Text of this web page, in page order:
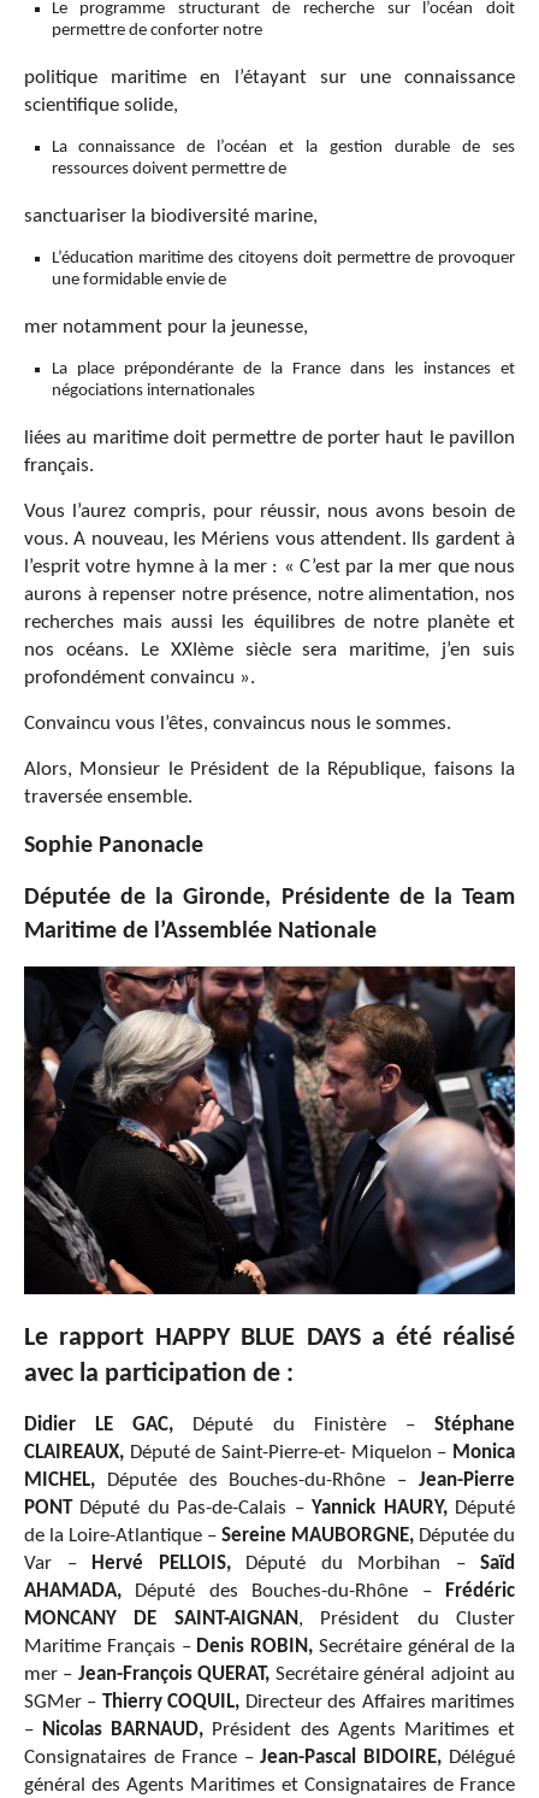
Le programme structurant de recherche sur l’océan doit
permettre de conforter notre
politique maritime en l’étayant sur une connaissance
scientifique solide,
La connaissance de l’océan et la gestion durable de ses
ressources doivent permettre de
sanctuariser la biodiversité marine,
L’éducation maritime des citoyens doit permettre de provoquer
une formidable envie de
mer notamment pour la jeunesse,
La place prépondérante de la France dans les instances et
négociations internationales
liées au maritime doit permettre de porter haut le pavillon
français.
Vous l’aurez compris, pour réussir, nous avons besoin de
vous. A nouveau, les Mériens vous attendent. Ils gardent à
l’esprit votre hymne à la mer : « C’est par la mer que nous
aurons à repenser notre présence, notre alimentation, nos
recherches mais aussi les équilibres de notre planète et
nos océans. Le XXIème siècle sera maritime, j’en suis
profondément convaincu ».
Convaincu vous l’êtes, convaincus nous le sommes.
Alors, Monsieur le Président de la République, faisons la
traversée ensemble.
Sophie Panonacle
Députée de la Gironde, Présidente de la Team
Maritime de l’Assemblée Nationale
Le rapport HAPPY BLUE DAYS a été réalisé
avec la participation de :
Didier LE GAC, Député du Finistère –Stéphane
CLAIREAUX, Député de Saint-Pierre-et- Miquelon – Monica
MICHEL, Députée des Bouches-du-Rhône –Jean-Pierre
PONT Député du Pas-de-Calais –Yannick HAURY, Député
de la Loire-Atlantique – Sereine MAUBORGNE, Députée du
Var – Hervé PELLOIS, Député du Morbihan – Saïd
AHAMADA, Député des Bouches-du-Rhône – Frédéric
MONCANY DE SAINT-AIGNAN, Président du Cluster
Maritime Français – Denis ROBIN, Secrétaire général de la
mer – Jean-François QUERAT, Secrétaire général adjoint au
SGMer – Thierry COQUIL, Directeur des Affaires maritimes
– Nicolas BARNAUD, Président des Agents Maritimes et
Consignataires de France –Jean-Pascal BIDOIRE, Délégué
général des Agents Maritimes et Consignataires de France